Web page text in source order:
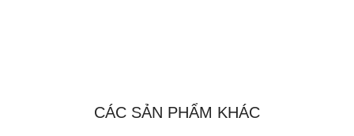
CÁC SẢN PHẨM KHÁC